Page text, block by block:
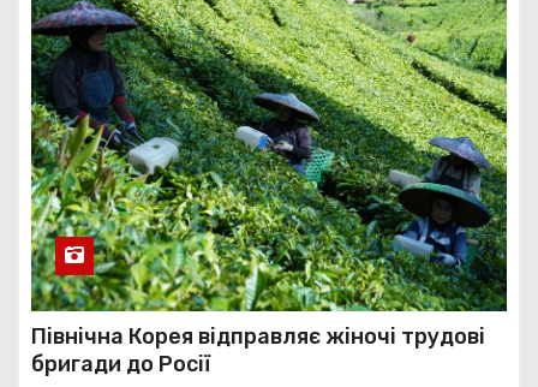
Північна Корея відправляє жіночі трудові
бригади до Росії